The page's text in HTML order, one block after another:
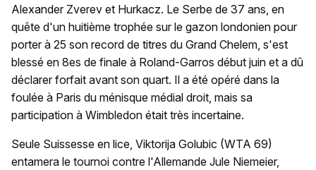
Alexander Zverev et Hurkacz. Le Serbe de 37 ans, en
quête d'un huitième trophée sur le gazon londonien pour
porter à 25 son record de titres du Grand Chelem, s'est
blessé en 8es de finale à Roland-Garros début juin et a dû
déclarer forfait avant son quart. Il a été opéré dans la
foulée à Paris du ménisque médial droit, mais sa
participation à Wimbledon était très incertaine.
Seule Suissesse en lice, Viktorija Golubic (WTA 69)
entamera le tournoi contre l'Allemande Jule Niemeier,